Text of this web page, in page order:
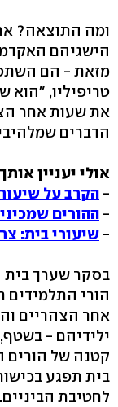
ומה התוצאה?
הישגיהם
מזאת - הם
טריפיליו, "הוא
את שעות אחר
הדברים
אולי יעניין
- הקרב על
- ההורים
- שיעורי בית:
בסקר שערך בית
הורי התלמידים
אחר הצהריים
ילידיהם -
קטנה של הורים
בית תפגע
לחטיבת הביניים.